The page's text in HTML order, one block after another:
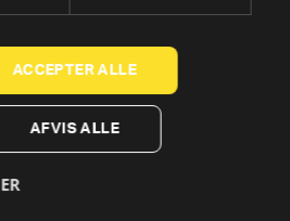
ACCEPTER ALLE
AFVIS ALLE